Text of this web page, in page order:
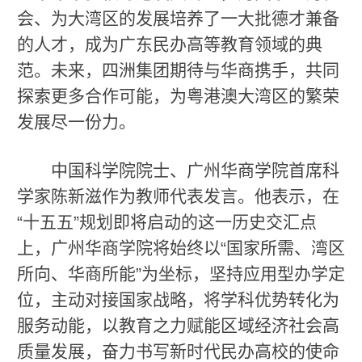
会、为大湾区的发展培养了一大批德才兼备
的人才，成为广东民办高等教育领域的典
范。未来，四洲集团期待与华商携手，共同
探索更多合作可能，为粤港澳大湾区的繁荣
发展尽一份力。
中国科学院院士、广州华商学院首席科
学家陈新滋作为教师代表发言。他表示，在
“十五五”规划即将启动的这一历史交汇点
上，广州华商学院将始终以“国家所需、湾区
所向、华商所能”为坐标，坚持应用型办学定
位，主动对接国家战略，将学科优势转化为
服务动能，以教育之力赋能区域经济社会高
质量发展，奋力书写新时代民办高校的使命